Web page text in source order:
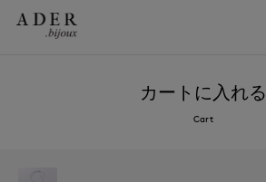
カートに入れる
Cart